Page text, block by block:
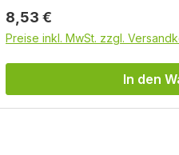
Regulärer Preis:
8,53 €
Preise inkl. MwSt. zzgl.
In den